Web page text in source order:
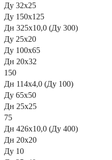
Ду 32х25
Ду 150х125
Дн 325х10,0 (Ду 300)
Ду 25х20
Ду 100х65
Дн 20х32
150
Дн 114х4,0 (Ду 100)
Ду 65х50
Дн 25х25
75
Дн 426х10,0 (Ду 400)
Дн 20х20
Ду 10